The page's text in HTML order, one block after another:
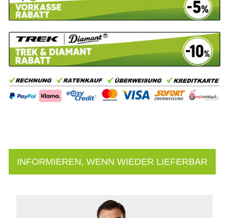
INFORMIEREN, WENN WIEDER LIEFERBAR